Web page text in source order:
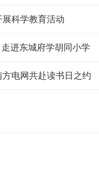
科学教育活动
进东城府学胡同小学
电网共赴读书日之约